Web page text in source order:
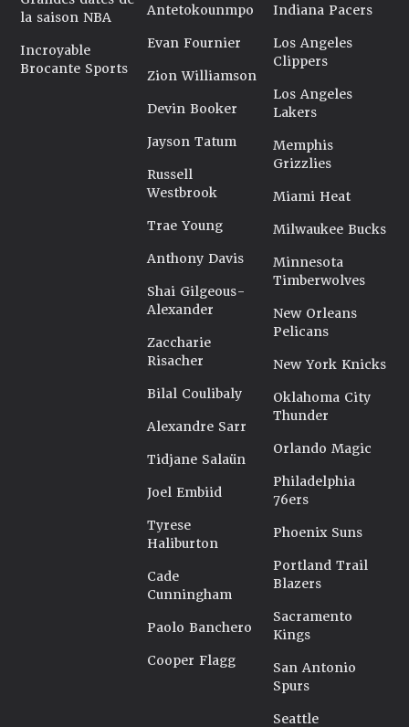
la saison NBA
Incroyable
Brocante Sports
Antetokounmpo
Evan Fournier
Zion Williamson
Devin Booker
Jayson Tatum
Russell
Westbrook
Trae Young
Anthony Davis
Shai Gilgeous-
Alexander
Zaccharie
Risacher
Bilal Coulibaly
Alexandre Sarr
Tidjane Salaün
Joel Embiid
Tyrese
Haliburton
Cade
Cunningham
Paolo Banchero
Cooper Flagg
Indiana Pacers
Los Angeles
Clippers
Los Angeles
Lakers
Memphis
Grizzlies
Miami Heat
Milwaukee Bucks
Minnesota
Timberwolves
New Orleans
Pelicans
New York Knicks
Oklahoma City
Thunder
Orlando Magic
Philadelphia
76ers
Phoenix Suns
Portland Trail
Blazers
Sacramento
Kings
San Antonio
Spurs
Seattle